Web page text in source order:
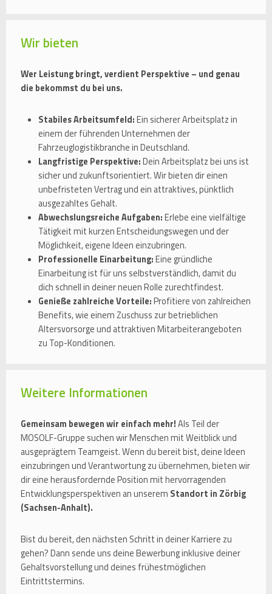
Wir bieten
Wer Leistung bringt, verdient Perspektive – und genau
die bekommst du bei uns.
Stabiles Arbeitsumfeld:Ein sicherer Arbeitsplatz in
einem der führenden Unternehmen der
Fahrzeuglogistikbranche in Deutschland.
Langfristige Perspektive:Dein Arbeitsplatz bei uns ist
sicher und zukunftsorientiert. Wir bieten dir einen
unbefristeten Vertrag und ein attraktives, pünktlich
ausgezahltes Gehalt.
Abwechslungsreiche Aufgaben:Erlebe eine vielfältige
Tätigkeit mit kurzen Entscheidungswegen und der
Möglichkeit, eigene Ideen einzubringen.
Professionelle Einarbeitung:Eine gründliche
Einarbeitung ist für uns selbstverständlich, damit du
dich schnell in deiner neuen Rolle zurechtfindest.
Genieße zahlreiche Vorteile:Profitiere von zahlreichen
Benefits, wie einem Zuschuss zur betrieblichen
Altersvorsorge und attraktiven Mitarbeiterangeboten
zu Top-Konditionen.
Weitere Informationen
Gemeinsam bewegen wir einfach mehr!Als Teil der
MOSOLF-Gruppe suchen wir Menschen mit Weitblick und
ausgeprägtem Teamgeist. Wenn du bereit bist, deine Ideen
einzubringen und Verantwortung zu übernehmen, bieten wir
dir eine herausfordernde Position mit hervorragenden
Entwicklungsperspektiven an unserem Standort in Zörbig
(Sachsen-Anhalt).
Bist du bereit, den nächsten Schritt in deiner Karriere zu
gehen? Dann sende uns deine Bewerbung inklusive deiner
Gehaltsvorstellung und deines frühestmöglichen
Eintrittstermins.